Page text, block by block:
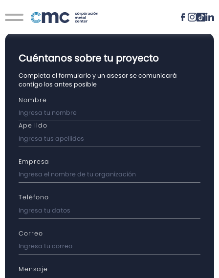
Contacto
Cuéntanos sobre tu proyecto
Completa el formulario y un asesor se comunicará
contigo los antes posible
Nombre
Apellido
Empresa
Teléfono
Correo
Mensaje